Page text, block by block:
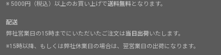
※ 5000円（税込）以上のお買い上げで送料無料となります。
配送
弊社営業日の15時までにいただいたご注文は当日出荷いたします。
※15時以降、もしくは弊社休業日の場合は、翌営業日の出荷になります。